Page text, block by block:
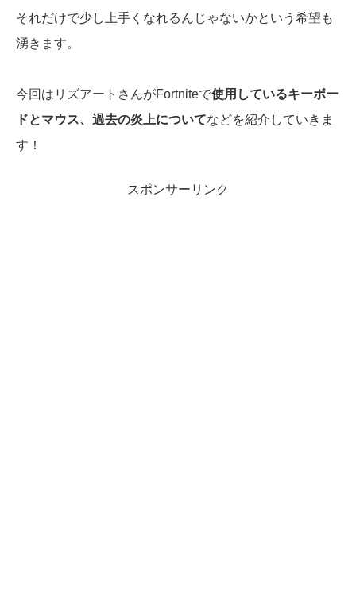
それだけで少し上手くなれるんじゃないかという希望も
湧きます。
今回はリズアートさんがFortniteで使用しているキーボー
ドとマウス、過去の炎上についてなどを紹介していきま
す！
スポンサーリンク